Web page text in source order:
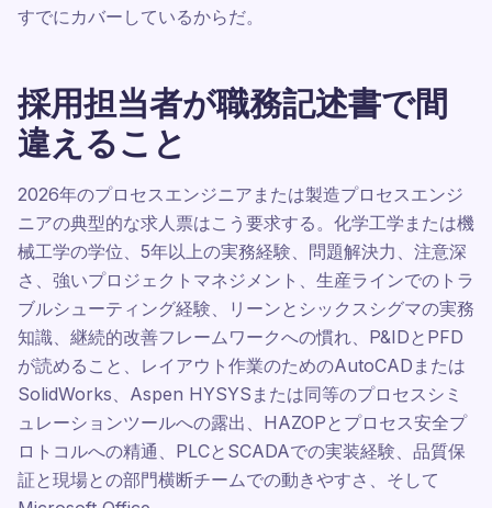
すでにカバーしているからだ。
採用担当者が職務記述書で間
違えること
2026年のプロセスエンジニアまたは製造プロセスエンジ
ニアの典型的な求人票はこう要求する。化学工学または機
械工学の学位、5年以上の実務経験、問題解決力、注意深
さ、強いプロジェクトマネジメント、生産ラインでのトラ
ブルシューティング経験、リーンとシックスシグマの実務
知識、継続的改善フレームワークへの慣れ、P&IDとPFD
が読めること、レイアウト作業のためのAutoCADまたは
SolidWorks、Aspen HYSYSまたは同等のプロセスシミ
ュレーションツールへの露出、HAZOPとプロセス安全プ
ロトコルへの精通、PLCとSCADAでの実装経験、品質保
証と現場との部門横断チームでの動きやすさ、そして